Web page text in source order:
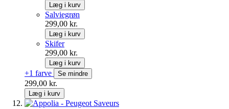
Læg i kurv
Salviegrøn
299,00 kr.
Læg i kurv
Skifer
299,00 kr.
Læg i kurv
+1 farve Se mindre
299,00 kr.
Læg i kurv